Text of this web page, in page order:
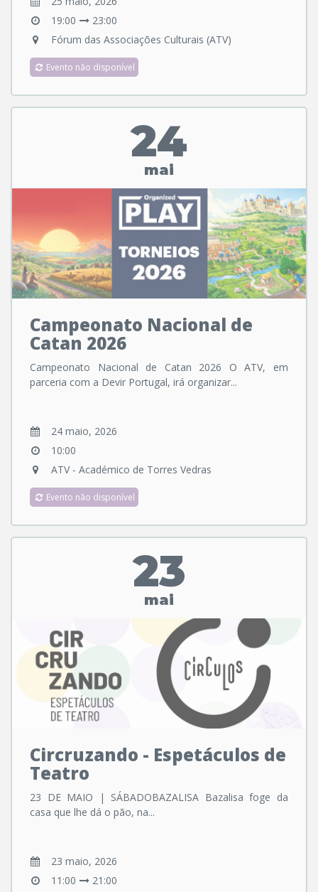
19:00
23:00
Fórum das Associações Culturais (ATV)
Evento não disponível
24
mai
Campeonato Nacional de
Catan 2026
Campeonato Nacional de Catan 2026 O ATV, em
parceria com a Devir Portugal, irá organizar...
24 maio, 2026
10:00
ATV - Académico de Torres Vedras
Evento não disponível
23
mai
Circruzando - Espetáculos de
Teatro
23 DE MAIO | SÁBADOBAZALISA Bazalisa foge da
casa que lhe dá o pão, na...
23 maio, 2026
11:00
21:00